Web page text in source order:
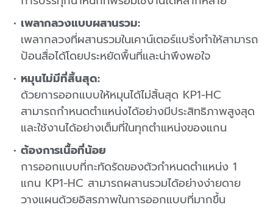
เพลากลวงแบบผสานรวม:
เพลากลวงที่ผสานรวมในเคาน์เตอร์แบริ่งทำให้สามารถ
ป้อนสื่อได้โดยประหยัดพื้นที่และน่าพึงพอใจ
หมุนไม่มีที่สิ้นสุด:
ด้วยการออกแบบให้หมุนได้ไม่สิ้นสุด KP1-HC
สามารถกำหนดตำแหน่งได้อย่างมีประสิทธิภาพสูงสุด
และใช้งานได้อย่างเต็มที่ในทุกตำแหน่งของแกน
ต้องการเนื้อที่น้อย
การออกแบบที่กะทัดรัดของตัวกำหนดตำแหน่ง 1
แกน KP1-HC สามารถผสานรวมได้อย่างง่ายดาย
วางแผนด้วยอิสรภาพในการออกแบบที่มากขึ้น